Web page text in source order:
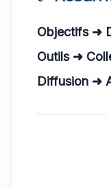
Objectifs ➜
Outils ➜
Diffusion ➜